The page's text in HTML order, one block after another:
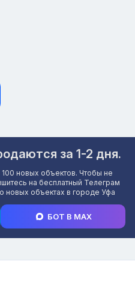
за 1-2 дня.
новых объектов. Чтобы не
на бесплатный Телеграм
новых объектах в городе Уфа
БОТ В MAX